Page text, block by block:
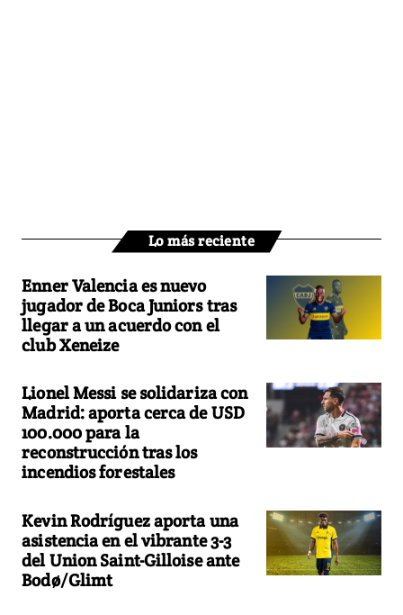
Lo más reciente
Enner Valencia es nuevo
jugador de Boca Juniors tras
llegar a un acuerdo con el
club Xeneize
Lionel Messi se solidariza con
Madrid: aporta cerca de USD
100.000 para la
reconstrucción tras los
incendios forestales
Kevin Rodríguez aporta una
asistencia en el vibrante 3-3
del Union Saint-Gilloise ante
Bodø/Glimt